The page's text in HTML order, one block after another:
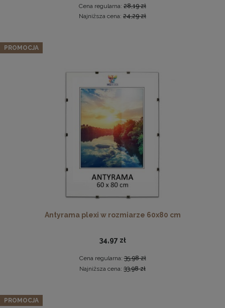
DO KOSZYKA
2,29 zł
DO KOSZYKA
Cena regularna: 28,19 zł
Najniższa cena: 24,29 zł
Antyrama plexi w rozmiarze 60x80 cm
34,97 zł
Cena regularna:35,98 zł
Najniższa cena: 33,98 zł
PROMOCJA
PROMOCJA